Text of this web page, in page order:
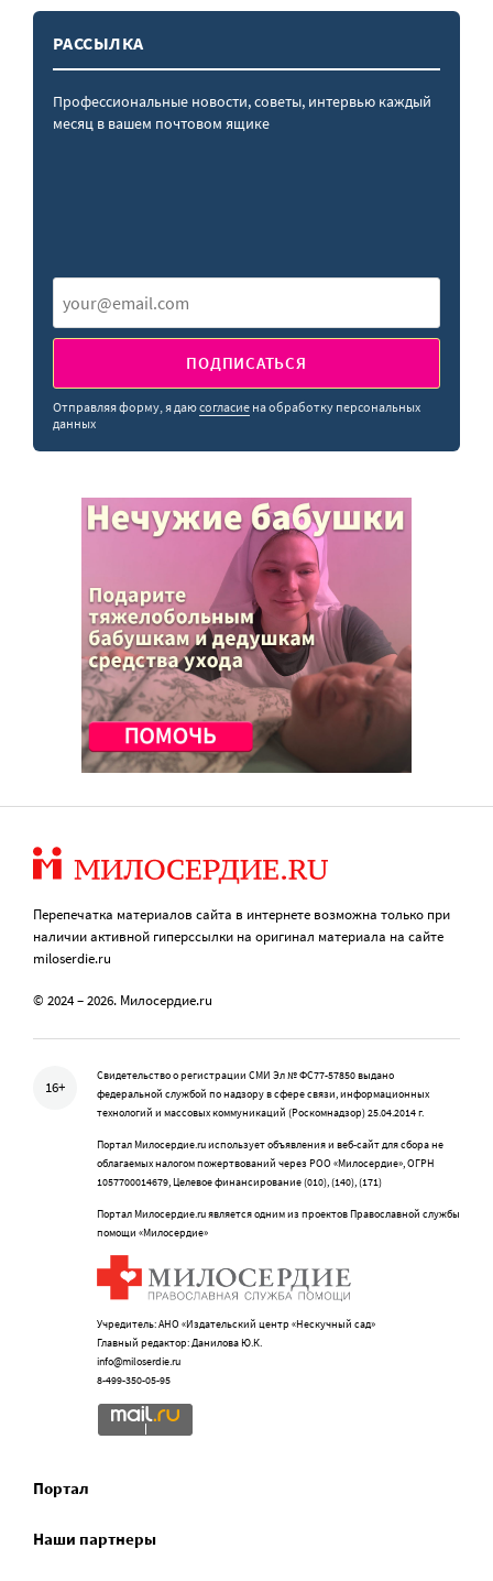
РАССЫЛКА
Профессиональные новости, советы, интервью каждый
месяц в вашем почтовом ящике
ПОДПИСАТЬСЯ
Отправляя форму, я даюсогласие на обработку персональных
данных
Перепечатка материалов сайта в интернете возможна только при
наличии активной гиперссылки на оригинал материала на сайте
miloserdie.ru
© 2024 – 2026. Милосердие.ru
16+
Свидетельство о регистрации СМИ Эл № ФС77-57850 выдано
федеральной службой по надзору в сфере связи, информационных
технологий и массовых коммуникаций (Роскомнадзор) 25.04.2014 г.
Портал Милосердие.ru использует объявления и веб-сайт для сбора не
облагаемых налогом пожертвований через РОО «Милосердие», ОГРН
1057700014679, Целевое финансирование (010), (140), (171)
Портал Милосердие.ru является одним из проектов Православной службы
помощи «Милосердие»
Учредитель: АНО «Издательский центр «Нескучный сад»
Главный редактор: Данилова Ю.К.
info@miloserdie.ru
8-499-350-05-95
Портал
Наши партнеры